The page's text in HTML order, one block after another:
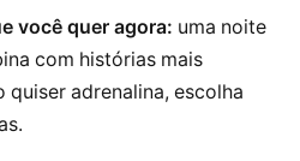
você quer agora: uma noite
com histórias mais
quiser adrenalina, escolha